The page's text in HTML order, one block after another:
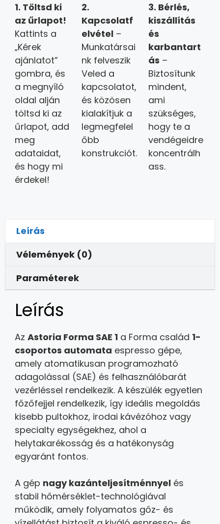
1. Töltsd ki
az űrlapot!
Kattints a
„Kérek
ajánlatot”
gombra, és
a megnyíló
oldal alján
töltsd ki az
űrlapot, add
meg
adataidat,
és hogy mi
érdekel!
2.
Kapcsolatf
elvétel –
Munkatársai
nk felveszik
Veled a
kapcsolatot,
és közösen
kialakítjuk a
legmegfelel
őbb
konstrukciót.
3. Bérlés,
kiszállítás
és
karbantart
ás –
Biztosítunk
mindent,
ami
szükséges,
hogy te a
vendégeidre
koncentrálh
ass.
Leírás
Vélemények (0)
Paraméterek
Leírás
Az Astoria Forma SAE 1 a Forma család 1-
csoportos automata espresso gépe,
amely atomatikusan programozható
adagolással (SAE) és felhasználóbarát
vezérléssel rendelkezik. A készülék egyetlen
főzőfejjel rendelkezik, így ideális megoldás
kisebb pultokhoz, irodai kávézóhoz vagy
specialty egységekhez, ahol a
helytakarékosság és a hatékonyság
egyaránt fontos.
A gép nagy kazánteljesítménnyel és
stabil hőmérséklet-technológiával
működik, amely folyamatos gőz- és